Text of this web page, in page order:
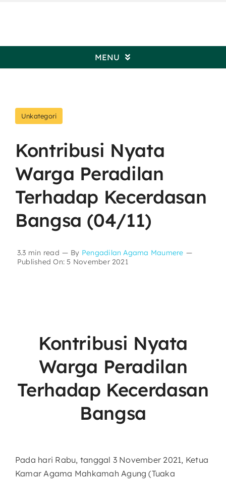
MENU
Profil Pengadilan
Informasi Umum
Kepaniteraan
Kesekretariatan
Layanan Publik
Unkategori
Kontribusi Nyata
Warga Peradilan
Terhadap Kecerdasan
Bangsa (04/11)
3.3 min read — By Pengadilan Agama Maumere —
Published On: 5 November 2021
Kontribusi Nyata
Warga Peradilan
Terhadap Kecerdasan
Bangsa
Pada hari Rabu, tanggal 3 November 2021, Ketua
Kamar Agama Mahkamah Agung (Tuaka